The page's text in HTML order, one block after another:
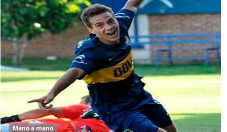
Mano a mano